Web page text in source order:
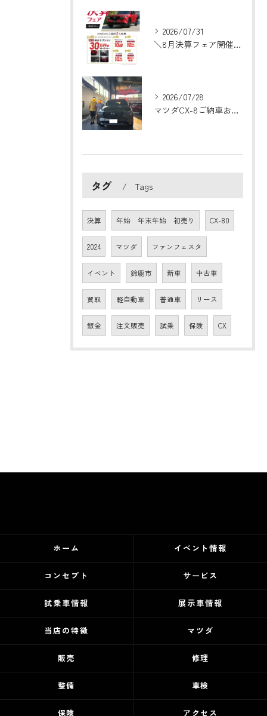
2026/07/31
＼8月決算フェア開催！／
2026/07/28
マツダCX-8ご納車おめでとうございます！🎉
タグ Tags
決算 年始 年末年始 初売り CX-80
2024 マツダ ファンフェスタ
イベント 鈴鹿市 新車 中古車
買取 軽自動車 普通車 リース
鈑金 注文販売 試乗 保険 CX
ホーム イベント情報
コンセプト サービス
試乗車情報 展示車情報
当店の特徴 マツダ
販売 修理
整備 車検
保険 アクセス